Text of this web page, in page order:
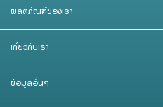
ผลิตภัณฑ์ของเรา
เกี่ยวกับเรา
ข้อมูลอื่นๆ